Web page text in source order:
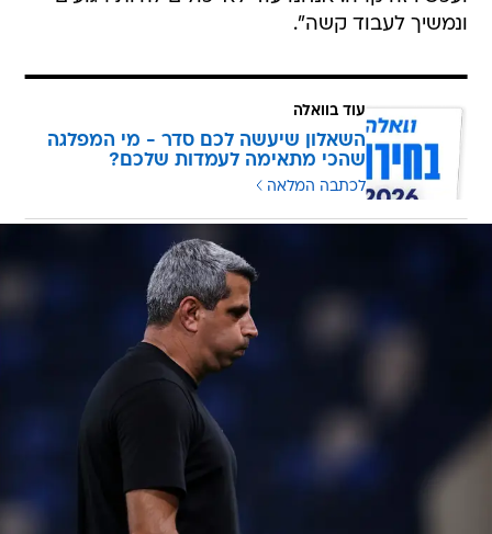
שהכי מתאימה לעמדות שלכם?
לכתבה המלאה